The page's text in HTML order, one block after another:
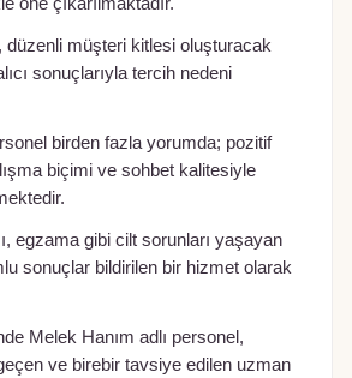
düzenli müşteri kitlesi oluşturacak
sonuçlarıyla tercih nedeni
birden fazla yorumda; pozitif
biçimi ve sohbet kalitesiyle
egzama gibi cilt sorunları yaşayan
sonuçlar bildirilen bir hizmet olarak
Melek Hanım adlı personel,
ve birebir tavsiye edilen uzman